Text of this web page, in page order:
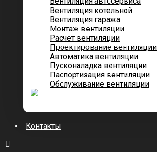
Вентиляция котельной
Вентиляция гаража
Монтаж вентиляции
Расчет вентиляции
Проектирование вентиляции
Автоматика вентиляции
Пусконаладка вентиляции
Паспортизация вентиляции
Обслуживание вентиляции
Контакты